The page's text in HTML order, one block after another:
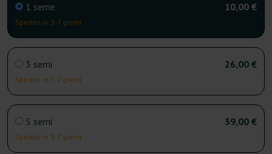
1 seme
Spedito in 3-7 giorni
10,00 €
3 semi
Spedito in 3-7 giorni
26,00 €
5 semi
Spedito in 3-7 giorni
39,00 €